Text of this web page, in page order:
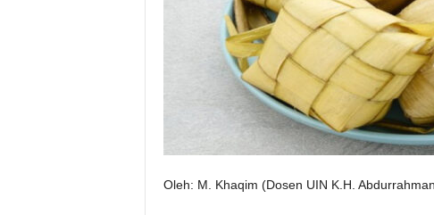
Oleh: M. Khaqim (Dosen UIN K.H.